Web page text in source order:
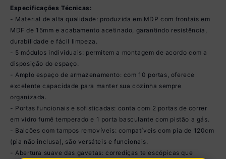
Especificações Técnicas:
- Material de alta qualidade: produzida em MDP com frontais em
MDF de 15mm e acabamento acetinado, garantindo resistência,
durabilidade e fácil limpeza.
- 5 módulos individuais: permitem a montagem de acordo com a
disposição do espaço.
- Amplo espaço de armazenamento: com 10 portas, oferece
excelente capacidade para manter sua cozinha sempre
organizada.
- Portas funcionais e sofisticadas: conta com 2 portas de correr
em vidro fumê temperado e 1 porta basculante com pistão a gás.
- Balcões com tampos removíveis: compatíveis com pia de 120cm
(pia não inclusa), são versáteis e funcionais.
- Abertura suave das gavetas: corrediças telescópicas que